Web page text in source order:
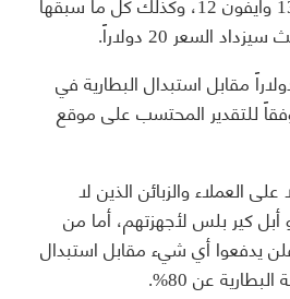
السعر 20 دولاراً.
أبل حالياً 69 دولاراً مقابل استبدال البطارية في
للتقدير المحتسب على موقع
على العملاء والزبائن الذين لا
أبل كير بلس لأجهزتهم، أما من
يدفعوا أي شيء مقابل استبدال
عن 80%.